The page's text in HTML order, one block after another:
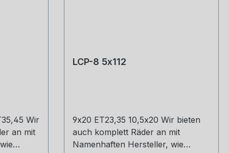
Wir
an mit
LCP-8 5x112
9x20 ET23,35 10,5x20 Wir bieten
auch komplett Räder an mit
Namenhaften Hersteller, wie